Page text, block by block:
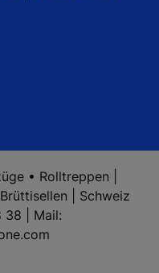
• Rolltreppen |
| Schweiz
38 | Mail: